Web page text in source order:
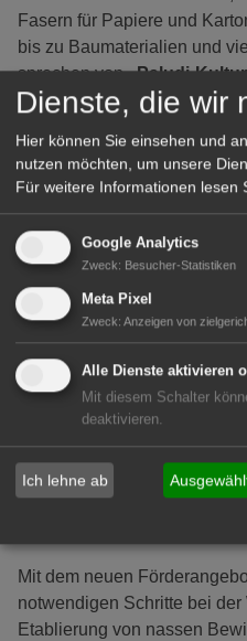
Fasern für Papiere und
bis zu Baumaterialien und
sprechen von„Paludi-
lateinischen Wort „palus“
entwässerten Moorböden in
Mit dieser Art der Förderung
Mehr als 90% der
trockengelegt. Intakt und
Hektar. Weil sich die
und fortlaufend Kohlenstoff
weniger für Landwirtschaft
ihren Wert. Durch die
Zersetzungsprozess
und forstwirtschaftlichen
langfristige Perspektive.
Treibhausgasquellen –
Mit dem neuen
notwendigen Schritte bei
Etablierung von nassen
Dienste, die wir
Hier können Sie einsehen und
nutzen möchten, um unsere
Für weitere Informationen lesen
Google Analytics
Zweck: Besucher-Statistiken
Meta Pixel
Zweck: Anzeigen von
Alle Dienste aktivieren
Mit diesem Schalter
deaktivieren.
Ich lehne ab